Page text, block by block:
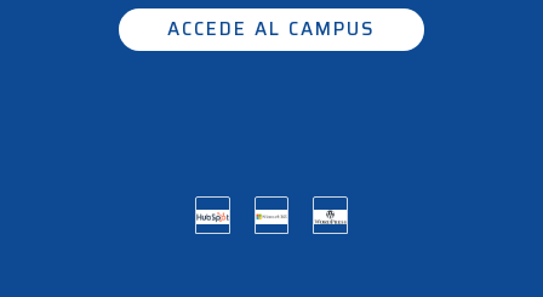
ACCEDE AL CAMPUS